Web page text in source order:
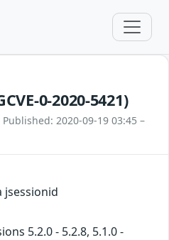
0-2020-5421)
Published: 2020-09-19 03:45 –
jsessionid
5.2.0 - 5.2.8, 5.1.0 -